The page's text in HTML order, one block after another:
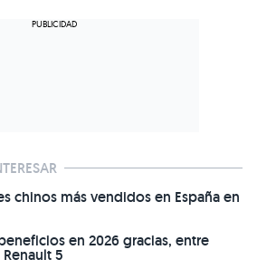
chinos más vendidos en España en
en 2026 gracias, entre
5